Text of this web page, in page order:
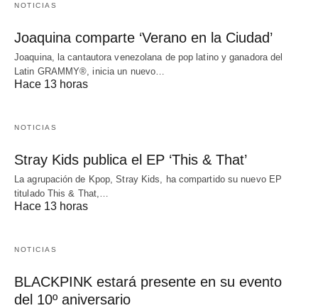
NOTICIAS
Joaquina comparte ‘Verano en la Ciudad’
Joaquina, la cantautora venezolana de pop latino y ganadora del
Latin GRAMMY®, inicia un nuevo…
Hace 13 horas
NOTICIAS
Stray Kids publica el EP ‘This & That’
La agrupación de Kpop, Stray Kids, ha compartido su nuevo EP
titulado This & That,…
Hace 13 horas
NOTICIAS
BLACKPINK estará presente en su evento
del 10º aniversario